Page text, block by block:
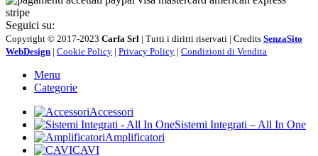
Seguici su:
Copyright © 2017-2023 Carfa Srl | Tutti i diritti riservati | Credits SenzaSito
WebDesign | Cookie Policy | Privacy Policy | Condizioni di Vendita
Menu
Categorie
Accessori
Sistemi Integrati – All In One
Amplificatori
CAVI